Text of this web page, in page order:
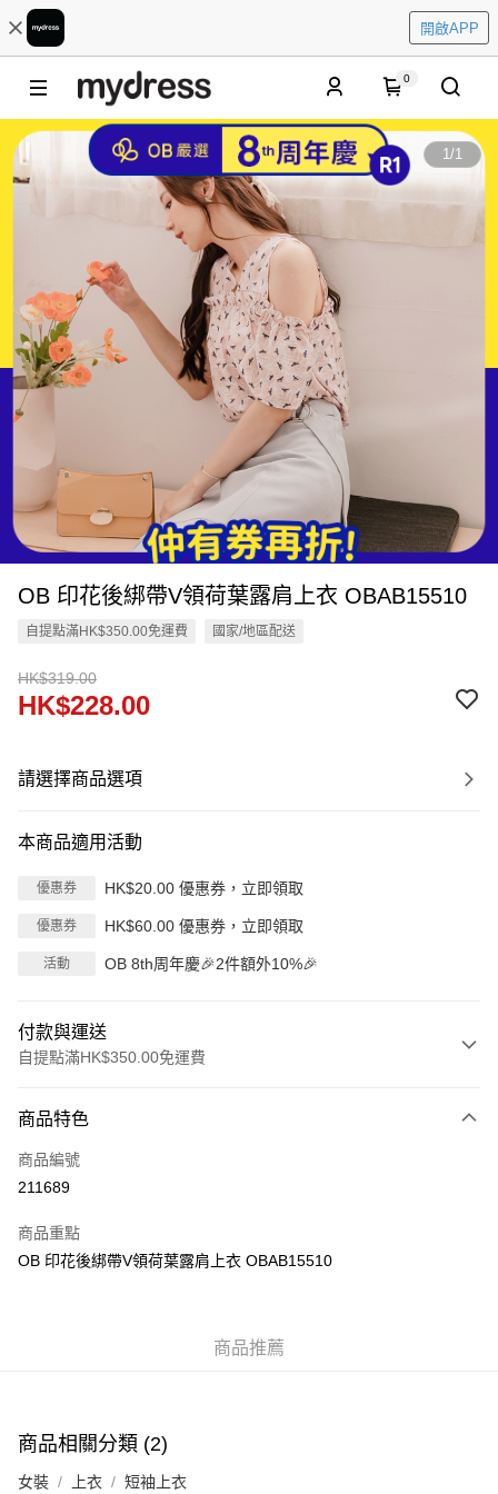
開啟APP
0
1/1
OB 印花後綁帶V領荷葉露肩上衣 OBAB15510
自提點滿HK$350.00免運費 國家/地區配送
HK$319.00
HK$228.00
請選擇商品選項
本商品適用活動
優惠券 HK$20.00 優惠券，立即領取
優惠券 HK$60.00 優惠券，立即領取
活動 OB 8th周年慶🎉2件額外10%🎉
付款與運送
自提點滿HK$350.00免運費
信用卡
Apple Pay
PayMe
付款後順豐站及營業點
每筆HK$40.00，滿HK$350.00或以上免運費
商品特色
商品編號
211689
商品重點
OB 印花後綁帶V領荷葉露肩上衣 OBAB15510
商品推薦
商品相關分類 (2)
女裝 上衣 短袖上衣